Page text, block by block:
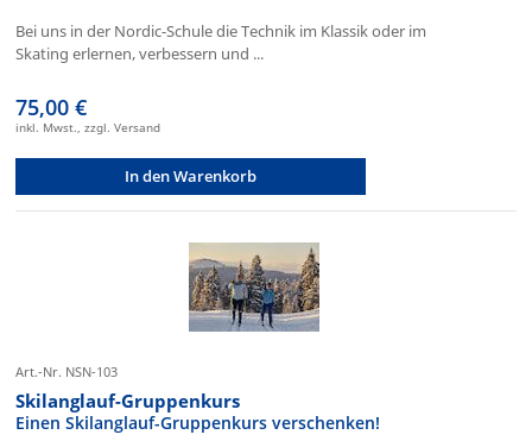
Bei uns in der Nordic-Schule die Technik im Klassik oder im
Skating erlernen, verbessern und ...
75,00 €
inkl. Mwst., zzgl. Versand
In den Warenkorb
Art.-Nr. NSN-103
Skilanglauf-Gruppenkurs
Einen Skilanglauf-Gruppenkurs verschenken!